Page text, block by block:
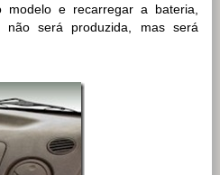
e recarregar a bateria,
será produzida, mas será